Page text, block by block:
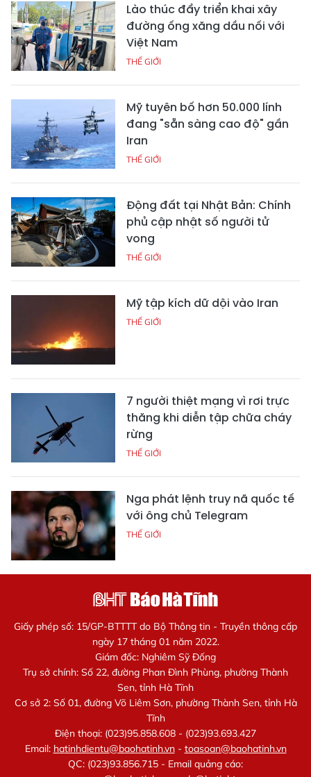
Lào thúc đẩy triển khai xây
đường ống xăng dầu nối với
Việt Nam
THẾ GIỚI
Mỹ tuyên bố hơn 50.000 lính
đang "sẵn sàng cao độ" gần
Iran
THẾ GIỚI
Động đất tại Nhật Bản: Chính
phủ cập nhật số người tử
vong
THẾ GIỚI
Mỹ tập kích dữ dội vào Iran
THẾ GIỚI
7 người thiệt mạng vì rơi trực
thăng khi diễn tập chữa cháy
rừng
THẾ GIỚI
Nga phát lệnh truy nã quốc tế
với ông chủ Telegram
THẾ GIỚI
Giấy phép số: 15/GP-BTTTT do Bộ Thông tin - Truyền thông cấp
ngày 17 tháng 01 năm 2022.
Giám đốc: Nghiêm Sỹ Đống
Trụ sở chính: Số 22, đường Phan Đình Phùng, phường Thành
Sen, tỉnh Hà Tĩnh
Cơ sở 2: Số 01, đường Võ Liêm Sơn, phường Thành Sen, tỉnh Hà
Tĩnh
Điện thoại: (023)95.858.608 - (023)93.693.427
Email: hatinhdientu@baohatinh.vn- toasoan@baohatinh.vn
QC: (023)93.856.715 - Email quảng cáo: